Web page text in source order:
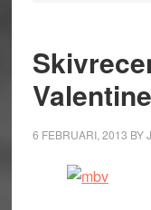
6 FEBRUARI, 2013 BY